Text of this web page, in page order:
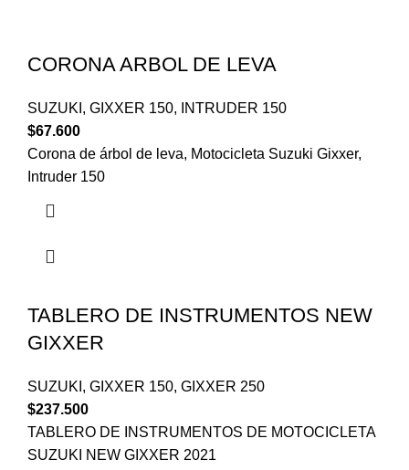
CORONA ARBOL DE LEVA
SUZUKI , GIXXER 150,
INTRUDER 150
$67.600
Corona de árbol de leva, Motocicleta Suzuki Gixxer,
Intruder 150
TABLERO DE INSTRUMENTOS NEW
GIXXER
SUZUKI , GIXXER 150, GIXXER 250
$237.500
TABLERO DE INSTRUMENTOS DE MOTOCICLETA
SUZUKI NEW GIXXER 2021